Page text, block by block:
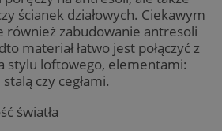
ścianek działowych. Ciekawym
również zabudowanie antresoli
materiał łatwo jest połączyć z
stylu loftowego, elementami:
czy cegłami.
światła